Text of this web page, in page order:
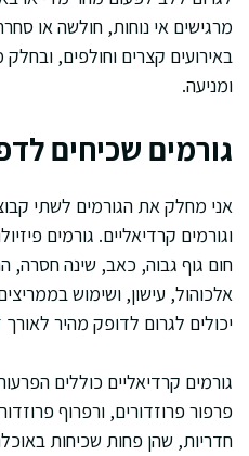
מרגישים אי נוחות, חולשה או
באירועים קצרים וחולפים,
ומניעה.
גורמים שכיחים
אני מחלק את הגורמים לשתי
וגורמים קרדיאליים. גורמים
חום גוף גבוה, כאב, שינה חסרה,
אלכוהול, עישון, ושימוש
יכולים לגרום לדופק מהיר לאורך
פרפור פרוזדורים, ורפרוף
חדריות, שהן פחות שכיחות